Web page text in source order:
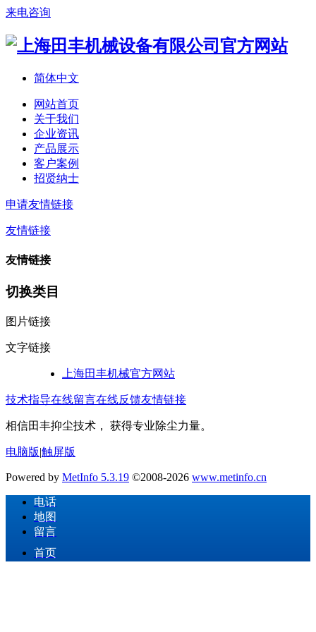
来电咨询
简体中文
网站首页
关于我们
企业资讯
产品展示
客户案例
招贤纳士
申请友情链接
友情链接
友情链接
切换类目
图片链接
文字链接
上海田丰机械官方网站
技术指导在线留言在线反馈友情链接
相信田丰抑尘技术， 获得专业除尘力量。
电脑版|触屏版
Powered by MetInfo 5.3.19 ©2008-2026 www.metinfo.cn
电话
地图
留言
首页